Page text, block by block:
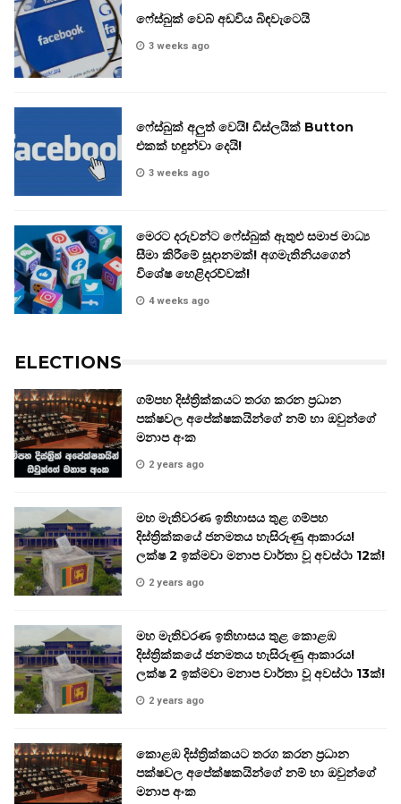
ෆේස්බුක් වෙබ් අඩවිය බිඳවැටෙයි
3 weeks ago
ෆේස්බුක් අලුත් වෙයි! ඩිස්ලයික් Button
එකක් හඳුන්වා දෙයි!
3 weeks ago
මෙරට දරුවන්ට ෆේස්බුක් ඇතුළු සමාජ මාධ්‍ය
සීමා කිරීමේ සූදානමක්! අගමැතිනියගෙන්
විශේෂ හෙළිදරව්වක්!
4 weeks ago
ELECTIONS
ගම්පහ දිස්ත්‍රික්කයට තරග කරන ප්‍රධාන
පක්ෂවල අපේක්ෂකයින්ගේ නම් හා ඔවුන්ගේ
මනාප අංක
2 years ago
මහ මැතිවරණ ඉතිහාසය තුළ ගම්පහ
දිස්ත්‍රික්කයේ ජනමතය හැසිරුණු ආකාරය!
ලක්ෂ 2 ඉක්මවා මනාප වාර්තා වූ අවස්ථා 12ක්!
2 years ago
මහ මැතිවරණ ඉතිහාසය තුළ කොළඹ
දිස්ත්‍රික්කයේ ජනමතය හැසිරුණු ආකාරය!
ලක්ෂ 2 ඉක්මවා මනාප වාර්තා වූ අවස්ථා 13ක්!
2 years ago
කොළඹ දිස්ත්‍රික්කයට තරග කරන ප්‍රධාන
පක්ෂවල අපේක්ෂකයින්ගේ නම් හා ඔවුන්ගේ
මනාප අංක